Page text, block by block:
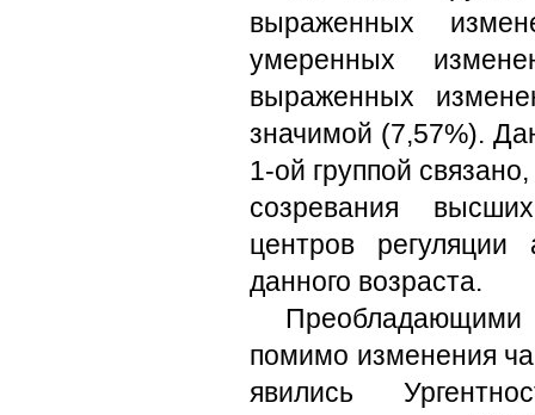
выраженных
умеренных
выраженных
значимой (7,57%).
1-ой группой
созревания
центров
данного возраста.
Преобладающими
помимо изменения
явились